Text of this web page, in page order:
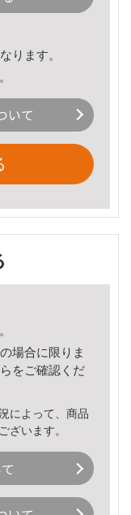
ります。
いて
場合に限りま
をご確認くだ
によって、商品
ざいます。